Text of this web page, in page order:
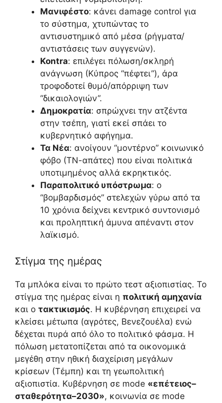
Μανιφέστο: κάνει damage control για
το σύστημα, χτυπώντας το
αντισυστημικό από μέσα (ρήγματα/
αντιστάσεις των συγγενών).
Kontra: επιλέγει πόλωση/σκληρή
ανάγνωση (Κύπρος “πέφτει”), άρα
τροφοδοτεί θυμό/απόρριψη των
“δικαιολογιών”.
Δημοκρατία: σπρώχνει την ατζέντα
στην τσέπη, γιατί εκεί σπάει το
κυβερνητικό αφήγημα.
Τα Νέα: ανοίγουν “μοντέρνο” κοινωνικό
φόβο (ΤΝ-απάτες) που είναι πολιτικά
υποτιμημένος αλλά εκρηκτικός.
Παραπολιτικό υπόστρωμα: ο
“βομβαρδισμός” στελεχών γύρω από τα
10 χρόνια δείχνει κεντρικό συντονισμό
και προληπτική άμυνα απέναντι στον
λαϊκισμό.
Στίγμα της ημέρας
Τα μπλόκα είναι το πρώτο τεστ αξιοπιστίας. Το
στίγμα της ημέρας είναι η πολιτική αμηχανία
και ο τακτικισμός. Η κυβέρνηση επιχειρεί να
κλείσει μέτωπα (αγρότες, Βενεζουέλα) ενώ
δέχεται πυρά από όλο το πολιτικό φάσμα. Η
πόλωση μετατοπίζεται από τα οικονομικά
μεγέθη στην ηθική διαχείριση μεγάλων
κρίσεων (Τέμπη) και τη γεωπολιτική
αξιοπιστία. Κυβέρνηση σε mode «επέτειος–
σταθερότητα–2030», κοινωνία σε mode